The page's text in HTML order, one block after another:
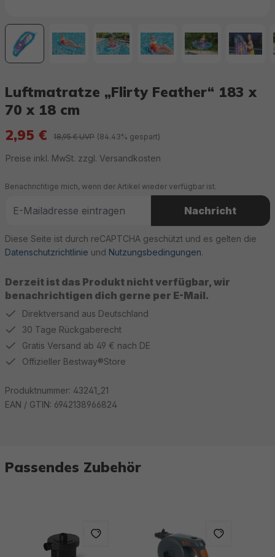
Luftmatratze „Flirty Feather“ 183 x
70 x 18 cm
2,95 €
18,95 € UVP (84.43% gespart)
Preise inkl. MwSt. zzgl. Versandkosten
Derzeit ist das Produkt nicht verfügbar, wir
benachrichtigen dich gerne per E-Mail.
Benachrichtige mich, wenn der Artikel wieder verfügbar ist.
Nachricht
Diese Seite ist durch reCAPTCHA geschützt und es gelten die
Datenschutzrichtlinie und Nutzungsbedingungen.
Direktversand aus Deutschland
30 Tage Rückgaberecht
Gratis Versand ab 49 € nach DE
Offizieller Bestway®Store
Produktnummer: 43241_21
EAN / GTIN: 6942138966824
Passendes Zubehör